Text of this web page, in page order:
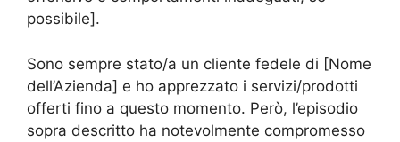
possibile].
Sono sempre stato/a un cliente fedele di [Nome
dell’Azienda] e ho apprezzato i servizi/prodotti
offerti fino a questo momento. Però, l’episodio
sopra descritto ha notevolmente compromesso